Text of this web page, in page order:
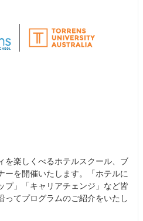
を楽しくべるホテルスクール、ブ
ーを開催いたします。「ホテルに
プ」「キャリアチェンジ」など皆
ってプログラムのご紹介をいたし